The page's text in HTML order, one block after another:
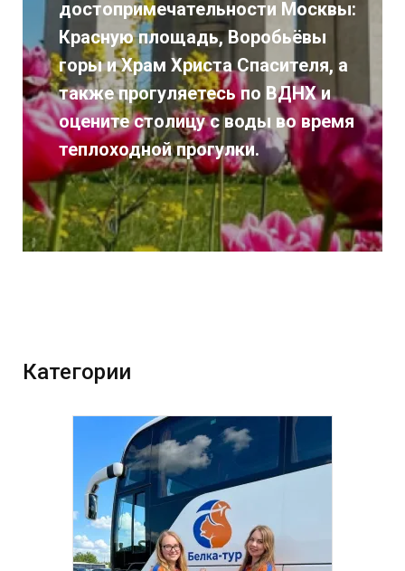
Нижегородскому Кремлю,
насладится летней панорамой с
Чкаловской лестницы, а также
прокатиться на канатной дороге
над волжскими просторами!
Категории